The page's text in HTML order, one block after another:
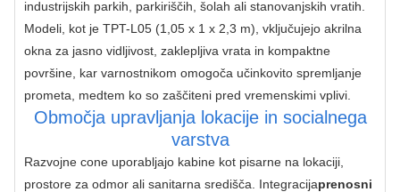
industrijskih parkih, parkiriščih, šolah ali stanovanjskih vratih.
Modeli, kot je TPT-L05 (1,05 x 1 x 2,3 m), vključujejo akrilna
okna za jasno vidljivost, zaklepljiva vrata in kompaktne
površine, kar varnostnikom omogoča učinkovito spremljanje
prometa, medtem ko so zaščiteni pred vremenskimi vplivi.
Območja upravljanja lokacije in socialnega
varstva
Razvojne cone uporabljajo kabine kot pisarne na lokaciji,
prostore za odmor ali sanitarna središča. Integracijaprenosni